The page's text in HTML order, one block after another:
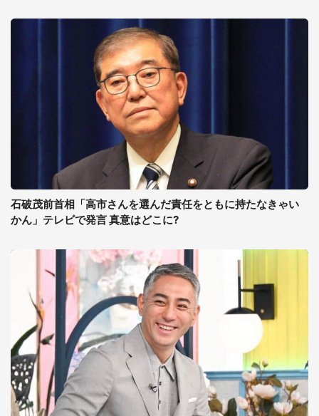
石破茂前首相「高市さんを選んだ責任をともに持たなきゃい
かん」テレビで発言 真意はどこに?